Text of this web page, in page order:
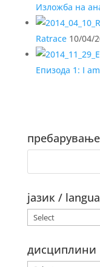
Изложба на
Ratrace10/04/
Епизода 1: I
пребарување
јазик /
дисциплини